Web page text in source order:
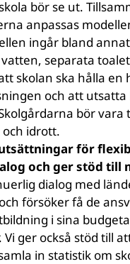
bör se ut.
anpassas
ingår bland
separata
skolan ska hålla en
och att
bör vara
idrott.
för
och ger stöd till
dialog med
försöker få de
i sina
Vi ger också stöd till
in statistik om